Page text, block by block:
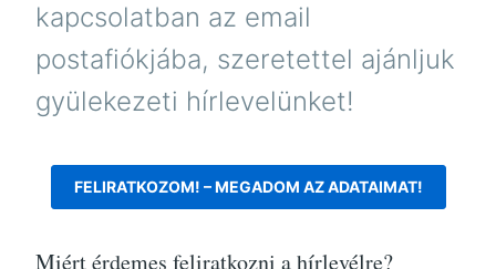
kapcsolatban az email
postafiókjába, szeretettel ajánljuk
gyülekezeti hírlevelünket!
FELIRATKOZOM! – MEGADOM AZ ADATAIMAT!
Miért érdemes feliratkozni a hírlevélre?